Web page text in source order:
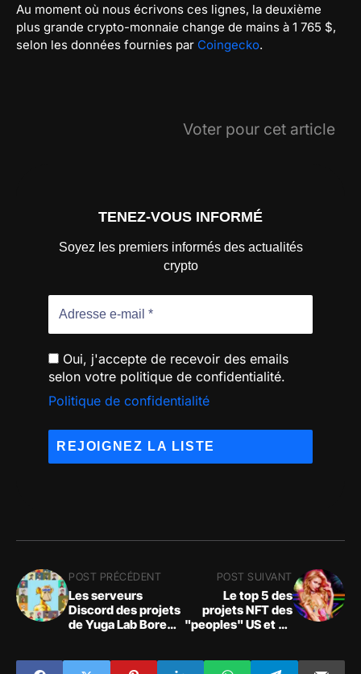
Au moment où nous écrivons ces lignes, la deuxième
plus grande crypto-monnaie change de mains à 1 765 $,
selon les données fournies par Coingecko.
Voter pour cet article
TENEZ-VOUS INFORMÉ
Soyez les premiers informés des actualités
crypto
Oui, j'accepte de recevoir des emails
selon votre politique de confidentialité.
Politique de confidentialité
POST PRÉCÉDENT
Les serveurs
Discord des projets
de Yuga Lab Bored
POST SUIVANT
Le top 5 des
projets NFT des
"peoples" US et ce